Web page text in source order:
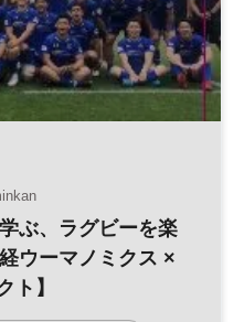
ぶ、ラグビーを楽
ウーマノミクス ×
ト】